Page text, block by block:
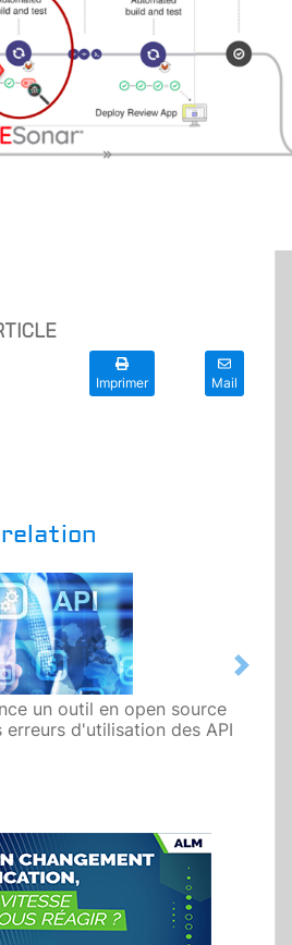
Imprimer Mail
un outil en open source
d'utilisation des API
Next